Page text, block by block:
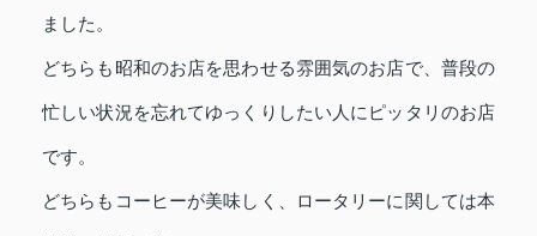
ました。
どちらも昭和のお店を思わせる雰囲気のお店で、普段の
忙しい状況を忘れてゆっくりしたい人にピッタリのお店
です。
どちらもコーヒーが美味しく、ロータリーに関しては本